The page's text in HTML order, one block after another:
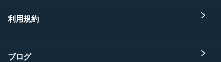
利用規約
ブログ